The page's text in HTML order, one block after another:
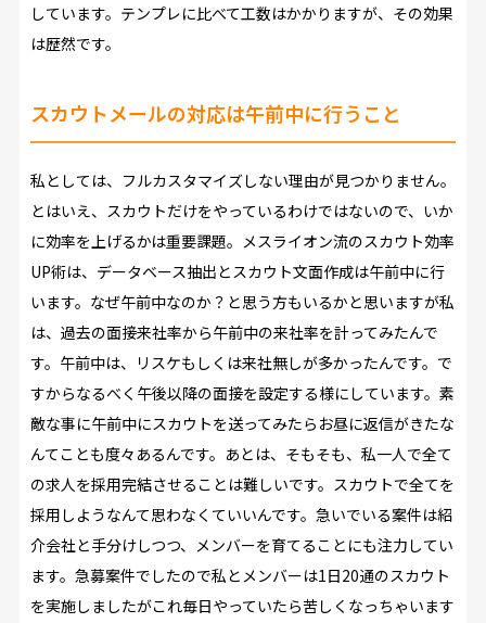
しています。テンプレに比べて工数はかかりますが、その効果
は歴然です。
スカウトメールの対応は午前中に行うこと
私としては、フルカスタマイズしない理由が見つかりません。
とはいえ、スカウトだけをやっているわけではないので、いか
に効率を上げるかは重要課題。メスライオン流のスカウト効率
UP術は、データベース抽出とスカウト文面作成は午前中に行
います。なぜ午前中なのか？と思う方もいるかと思いますが私
は、過去の面接来社率から午前中の来社率を計ってみたんで
す。午前中は、リスケもしくは来社無しが多かったんです。で
すからなるべく午後以降の面接を設定する様にしています。素
敵な事に午前中にスカウトを送ってみたらお昼に返信がきたな
んてことも度々あるんです。あとは、そもそも、私一人で全て
の求人を採用完結させることは難しいです。スカウトで全てを
採用しようなんて思わなくていいんです。急いでいる案件は紹
介会社と手分けしつつ、メンバーを育てることにも注力してい
ます。急募案件でしたので私とメンバーは1日20通のスカウト
を実施しましたがこれ毎日やっていたら苦しくなっちゃいます